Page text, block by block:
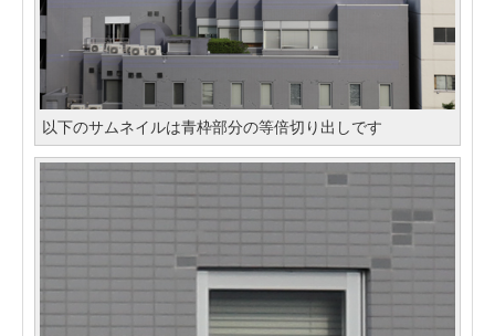
以下のサムネイルは青枠部分の等倍切り出しです